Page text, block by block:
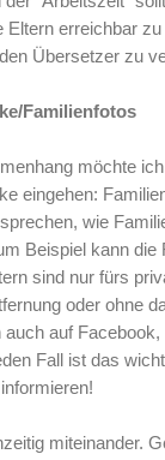
Eltern erreichbar
Übersetzer zu
Familienfotos
möchte
eingehen:
wie
Beispiel kann die
sind nur fürs
oder ohne
auch auf
Fall ist das
miteinander.